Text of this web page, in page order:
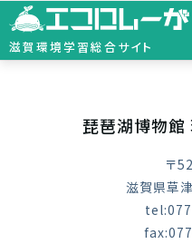
滋賀環境学習総合サイト
琵琶湖博物館
〒
滋賀県草